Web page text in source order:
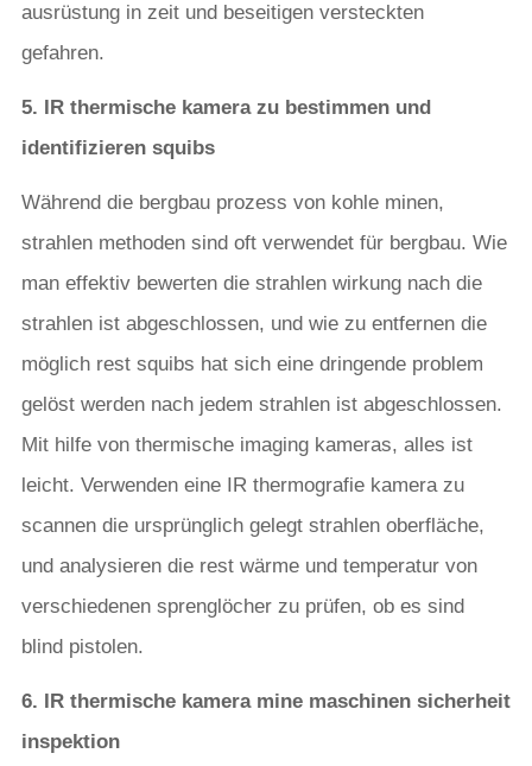
ausrüstung in zeit und beseitigen versteckten
gefahren.
5. IR thermische kamera zu bestimmen und
identifizieren squibs
Während die bergbau prozess von kohle minen,
strahlen methoden sind oft verwendet für bergbau. Wie
man effektiv bewerten die strahlen wirkung nach die
strahlen ist abgeschlossen, und wie zu entfernen die
möglich rest squibs hat sich eine dringende problem
gelöst werden nach jedem strahlen ist abgeschlossen.
Mit hilfe von thermische imaging kameras, alles ist
leicht. Verwenden eine IR thermografie kamera zu
scannen die ursprünglich gelegt strahlen oberfläche,
und analysieren die rest wärme und temperatur von
verschiedenen sprenglöcher zu prüfen, ob es sind
blind pistolen.
6. IR thermische kamera mine maschinen sicherheit
inspektion